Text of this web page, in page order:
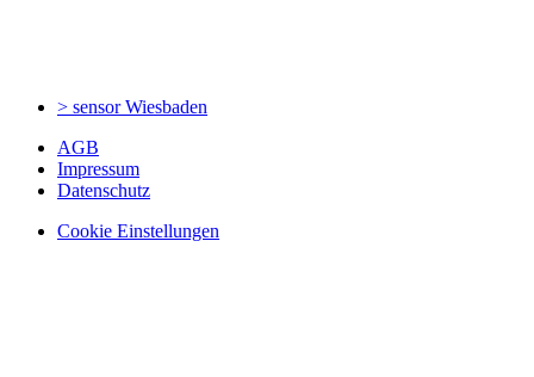
> sensorWiesbaden
AGB
Impressum
Datenschutz
Cookie Einstellungen